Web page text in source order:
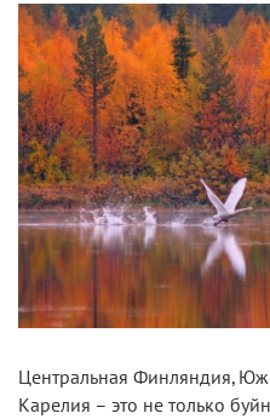
Центральная Финляндия,
Карелия – это не только